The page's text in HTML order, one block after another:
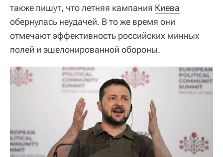
также пишут, что летняя кампания Киева
обернулась неудачей. В то же время они
отмечают эффективность российских минных
полей и эшелонированной обороны.